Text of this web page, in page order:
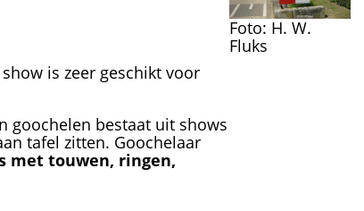
show is zeer geschikt voor
goochelen bestaat uit shows
tafel zitten. Goochelaar
met touwen, ringen,
Foto: H. W.
Fluks